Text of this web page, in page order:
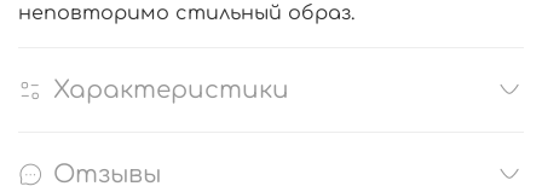
неповторимо стильный образ.
Характеристики
Отзывы